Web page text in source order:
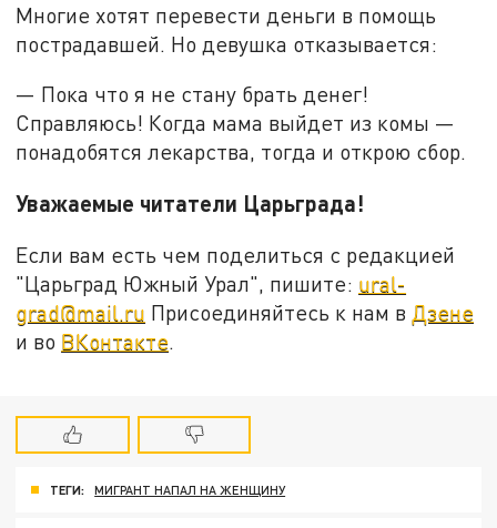
Многие хотят перевести деньги в помощь
пострадавшей. Но девушка отказывается:
— Пока что я не стану брать денег!
Справляюсь! Когда мама выйдет из комы —
понадобятся лекарства, тогда и открою сбор.
Уважаемые читатели Царьграда!
Если вам есть чем поделиться с редакцией
"Царьград Южный Урал", пишите: ural-
grad@mail.ru Присоединяйтесь к нам в Дзене
и во ВКонтакте
ТЕГИ: МИГРАНТ НАПАЛ НА ЖЕНЩИНУ